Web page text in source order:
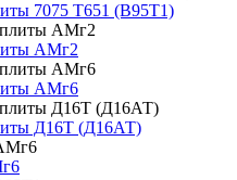
7075 Т651 (В95Т1)
АМг2
АМг6
Д16Т (Д16АТ)